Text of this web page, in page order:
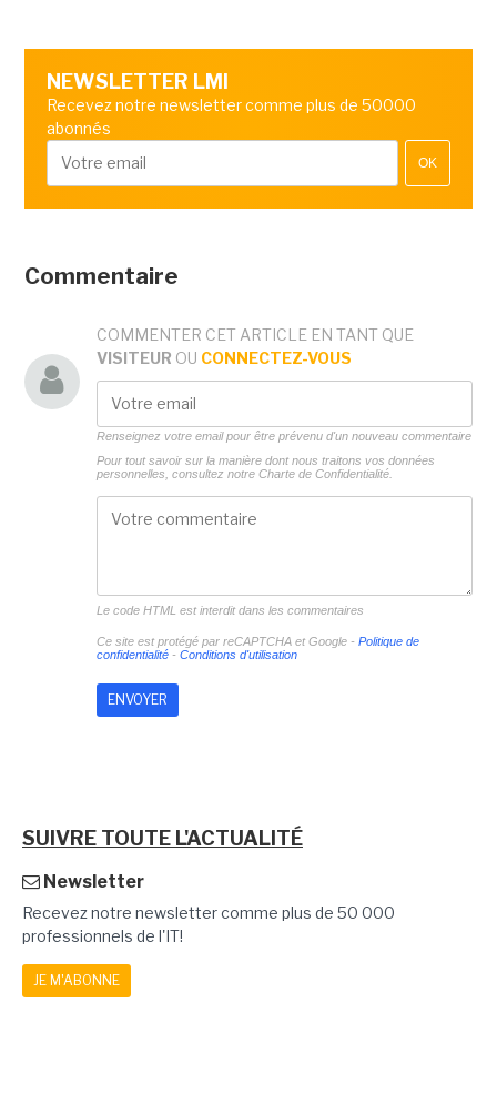
NEWSLETTER LMI
Recevez notre newsletter comme plus de 50000
abonnés
OK
Commentaire
COMMENTER CET ARTICLE EN TANT QUE
VISITEUR OU CONNECTEZ-VOUS
Renseignez votre email pour être prévenu d'un nouveau commentaire
Pour tout savoir sur la manière dont nous traitons vos données
personnelles, consultez notre Charte de Confidentialité.
Le code HTML est interdit dans les commentaires
Ce site est protégé par reCAPTCHA et Google - Politique de
confidentialité- Conditions d'utilisation
SUIVRE TOUTE L'ACTUALITÉ
Newsletter
Recevez notre newsletter comme plus de 50 000
professionnels de l'IT!
JE M'ABONNE